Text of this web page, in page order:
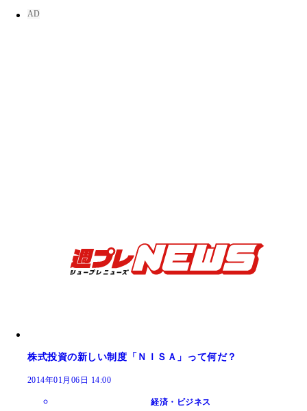
株式投資の新しい制度「ＮＩＳＡ」って何だ？
2014年01月06日 14:00
経済・ビジネス